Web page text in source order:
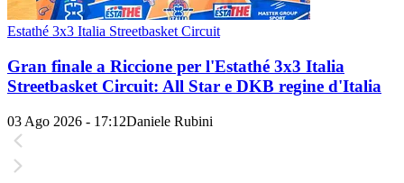
Estathé 3x3 Italia Streetbasket Circuit
Gran finale a Riccione per l'Estathé 3x3 Italia
Streetbasket Circuit: All Star e DKB regine d'Italia
03 Ago 2026 - 17:12Daniele Rubini